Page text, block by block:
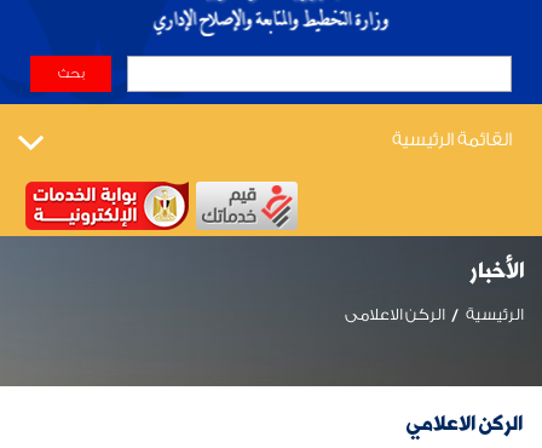
القائمة الرئيسية
الأخبار
الرئيسية الركن الاعلامى
الركن الاعلامي